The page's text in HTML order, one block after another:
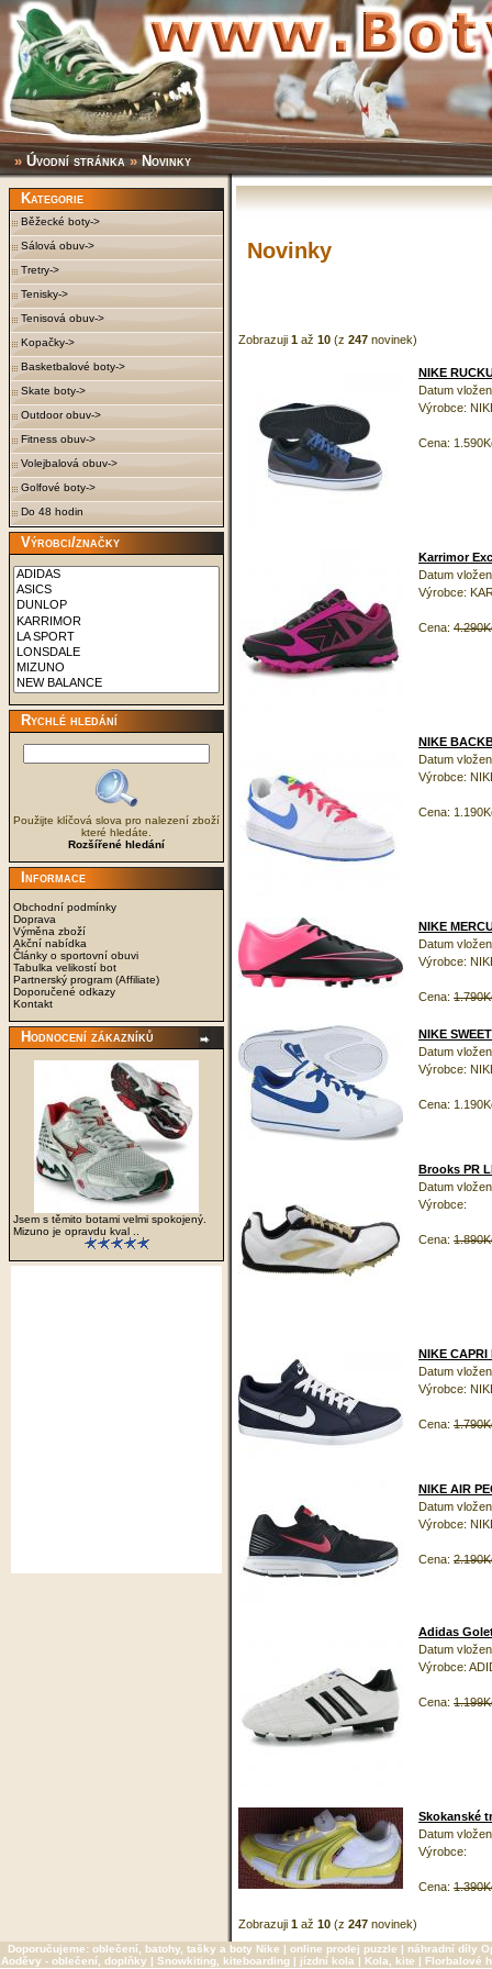
» Úvodní stránka»Novinky
Kategorie
Běžecké boty->
Sálová obuv->
Tretry->
Tenisky->
Tenisová obuv->
Kopačky->
Basketbalové boty->
Skate boty->
Outdoor obuv->
Fitness obuv->
Volejbalová obuv->
Golfové boty->
Do 48 hodin
Výrobci/značky
Rychlé hledání
Použijte klíčová slova pro nalezení zboží
které hledáte.
Rozšířené hledání
Informace
Obchodní podmínky
Doprava
Výměna zboží
Akční nabídka
Články o sportovní obuvi
Tabulka velikostí bot
Partnerský program (Affiliate)
Doporučené odkazy
Kontakt
Hodnocení zákazníků
Jsem s těmito botami velmi spokojený.
Mizuno je opravdu kval ..
Novinky
Zobrazuji 1 až 10 (z 247 novinek)
NIKE
Datum
Výrobce:
Cena:
Karrimor
Datum
Výrobce:
Cena:
NIKE
Datum
Výrobce:
Cena:
NIKE
Datum
Výrobce:
Cena:
NIKE
Datum
Výrobce:
Cena:
Brooks PR
Datum
Výrobce:
Cena:
NIKE CAPRI
Datum
Výrobce:
Cena:
NIKE AIR
Datum
Výrobce:
Cena:
Adidas
Datum
Výrobce:
Cena:
Skokanské
Datum
Výrobce:
Cena:
Zobrazuji 1 až 10 (z 247 novinek)
Doporučujeme: oblečení, batohy, tašky a boty Nike | online prodej puzzle | náhradní díly
Aoděvy - oblečení, doplňky | Snowkiting, kiteboarding | jízdní kola | Kola, kite | Florbalové